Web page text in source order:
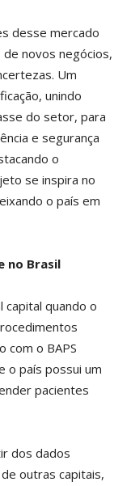
desse mercado
novos negócios,
Um
unindo
do setor, para
e segurança
o
se inspira no
o país em
no Brasil
capital quando o
com o BAPS
o país possui um
pacientes
dos dados
outras capitais,